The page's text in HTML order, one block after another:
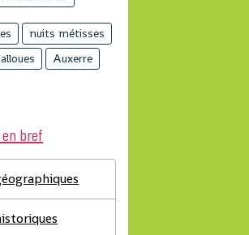
nuits métisses
Auxerre
en bref